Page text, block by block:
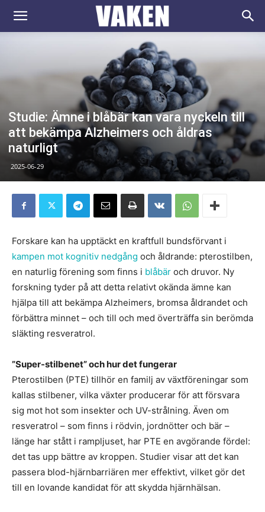
VAKEN.se
Studie: Ämne i blåbär kan vara nyckeln till
att bekämpa Alzheimers och åldras
naturligt
2025-06-29
Forskare kan ha upptäckt en kraftfull bundsförvant i
kampen mot kognitiv nedgång och åldrande: pterostilben,
en naturlig förening som finns i blåbär och druvor. Ny
forskning tyder på att detta relativt okända ämne kan
hjälpa till att bekämpa Alzheimers, bromsa åldrandet och
förbättra minnet – och till och med överträffa sin berömda
släkting resveratrol.
”Super-stilbenet” och hur det fungerar
Pterostilben (PTE) tillhör en familj av växtföreningar som
kallas stilbener, vilka växter producerar för att försvara
sig mot hot som insekter och UV-strålning. Även om
resveratrol – som finns i rödvin, jordnötter och bär –
länge har stått i rampljuset, har PTE en avgörande fördel:
det tas upp bättre av kroppen. Studier visar att det kan
passera blod-hjärnbarriären mer effektivt, vilket gör det
till en lovande kandidat för att skydda hjärnhälsan.